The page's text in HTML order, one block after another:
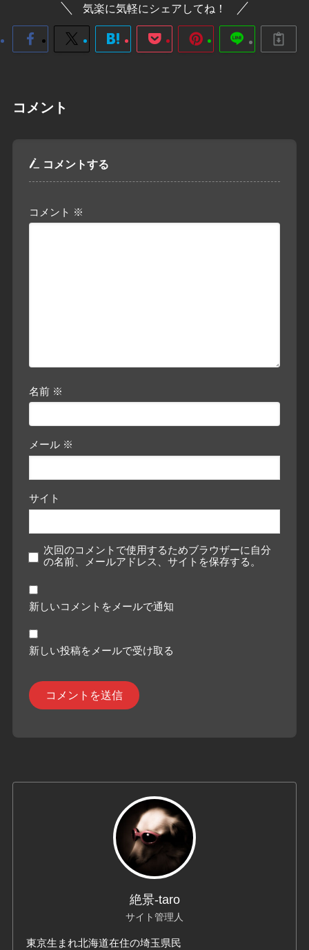
気楽に気軽にシェアしてね！
コメント
コメントする
コメント ※
名前 ※
メール ※
サイト
次回のコメントで使用するためブラウザーに自分
の名前、メールアドレス、サイトを保存する。
新しいコメントをメールで通知
新しい投稿をメールで受け取る
絶景-taro
サイト管理人
東京生まれ北海道在住の埼玉県民